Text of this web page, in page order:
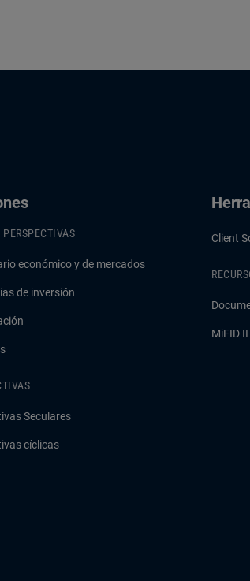
económico y de mercados
de inversión
Seculares
cíclicas
Client
MiFID II